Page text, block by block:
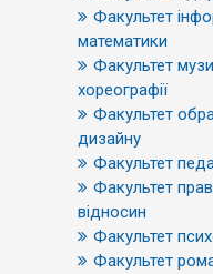
Факультет
математики
Факультет
хореографії
Факультет
дизайну
Факультет
Факультет
відносин
Факультет
Факультет